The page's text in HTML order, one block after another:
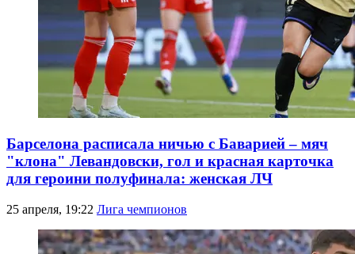
Барселона расписала ничью с Баварией – мяч
"клона" Левандовски, гол и красная карточка
для героини полуфинала: женская ЛЧ
25 апреля, 19:22 Лига чемпионов